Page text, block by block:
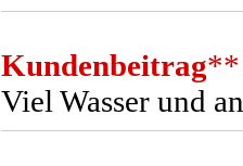
Kundenbeitrag**
Viel Wasser und